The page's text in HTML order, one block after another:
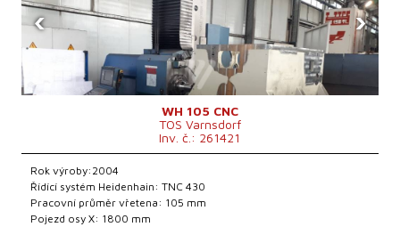
‹ ›
WH 105 CNC
TOS Varnsdorf
Inv. č.: 261421
Rok výroby:2004
Řídící systém Heidenhain: TNC 430
Pracovní průměr vřetena: 105 mm
Pojezd osy X: 1800 mm